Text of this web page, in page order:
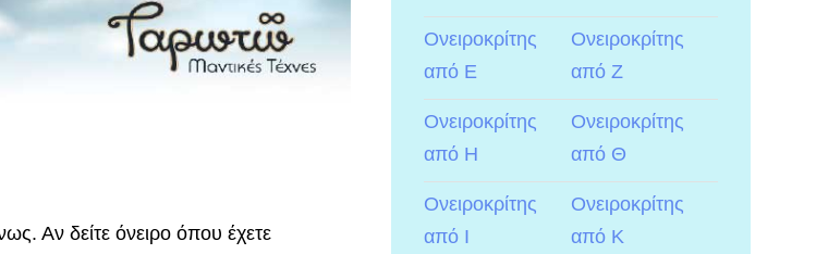
Αν δείτε όνειρο όπου έχετε
Ονειροκρίτης
από Ε
Ονειροκρίτης
από Ζ
Ονειροκρίτης
από Η
Ονειροκρίτης
από Θ
Ονειροκρίτης
από Ι
Ονειροκρίτης
από Κ